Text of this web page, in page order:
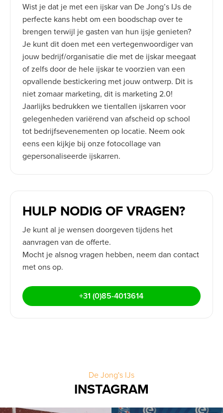
Wist je dat je met een ijskar van De Jong’s IJs de
perfecte kans hebt om een boodschap over te
brengen terwijl je gasten van hun ijsje genieten?
Je kunt dit doen met een vertegenwoordiger van
jouw bedrijf/organisatie die met de ijskar meegaat
of zelfs door de hele ijskar te voorzien van een
opvallende bestickering met jouw ontwerp. Dit is
niet zomaar marketing, dit is marketing 2.0!
Jaarlijks bedrukken we tientallen ijskarren voor
gelegenheden variërend van afscheid op school
tot bedrijfsevenementen op locatie. Neem ook
eens een kijkje bij onze fotocollage van
gepersonaliseerde ijskarren.
HULP NODIG OF VRAGEN?
Je kunt al je wensen doorgeven tijdens het
aanvragen van de offerte.
Mocht je alsnog vragen hebben, neem dan contact
met ons op.
+31 (0)85-4013614
De Jong's IJs
INSTAGRAM